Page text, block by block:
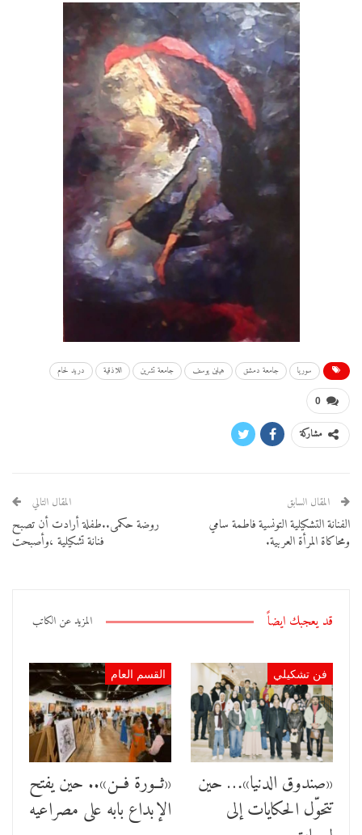
سوريا جامعة دمشق هيلين يوسف جامعة تشرين اللاذقية دريد لحام
0
مشاركة
المقال السابق
الفنانة التشكيلية التونسية فاطمة سامي
ومحاكاة المرأة العربية.
المقال التالي
روضة حكمى..طفلة أرادت أن تصبح
فنانة تشكيلية ،وأصبحت
قد يعجبك ايضاً المزيد عن الكاتب
فن تشكيلي
«صندوق الدنيا»… حين
تتحوّل الحكايات إلى
القسم العام
«ثــورة فــن».. حين يفتح
الإبداع بابه على مصراعيه